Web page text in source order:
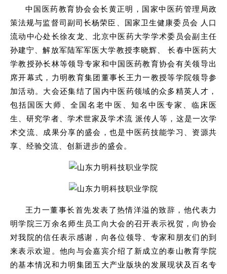
中国医药教育协会会长黄正明，国家中医药管理局政
策法规与监督司副司长杨荣臣、国家卫生健康委员会 人口
流动中心处长徐友龙、北京中医药大学学术委员会副主任
孙建宁、解放军陆军军医大学教授李晓辉、 长春中医药大
学教授孙长林等领导专家和中国医药教育协会有关领导出
席开幕式，力明教育集团董事长王力一教授等学院领导参
加活动。大会还集结了国内中医药领域的众多精英人才，
包括国医大师、全国名老中医、知名中医专家、临床医
生、研究学者、学术世家及学术流 派传人等，这是一次学
术交流、成果分享的盛会，也是中医药技能学习、资源共
享、经验交流、创新进步的盛会。
王力一董事长首先发表了热情洋溢的致辞，他代表力
明学院三万余名师生员工向大会的召开表示祝贺，向协会
对我院的信任表示感谢，向各位领导、专家和朋友们的到
来表示欢迎。他向与会嘉宾介绍了新成立的泰山教育学院
的基本情况和力明集团五大产业版块的发展现状及百名专